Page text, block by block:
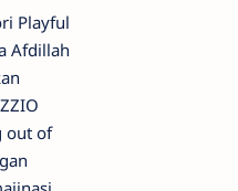
Playful
Afdillah
out of